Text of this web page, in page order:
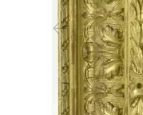
Vorheriger Slide